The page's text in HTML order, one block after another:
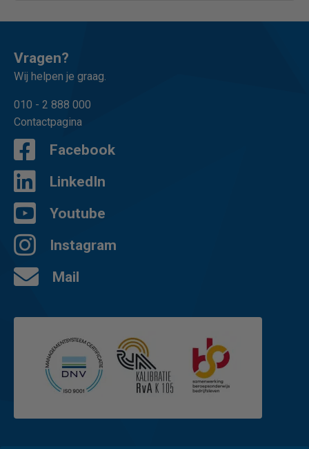
Vragen?
Wij helpen je graag.
010 - 2 888 000
Contactpagina
Facebook
LinkedIn
Youtube
Instagram
Mail